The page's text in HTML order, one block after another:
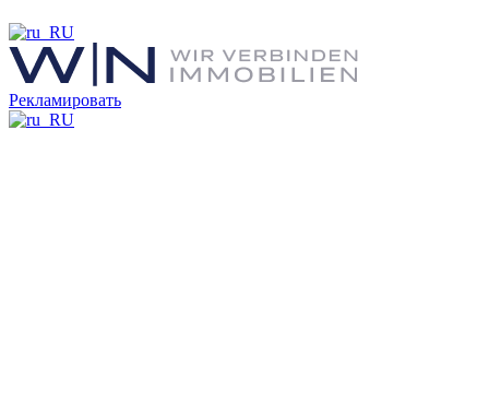
Рекламировать